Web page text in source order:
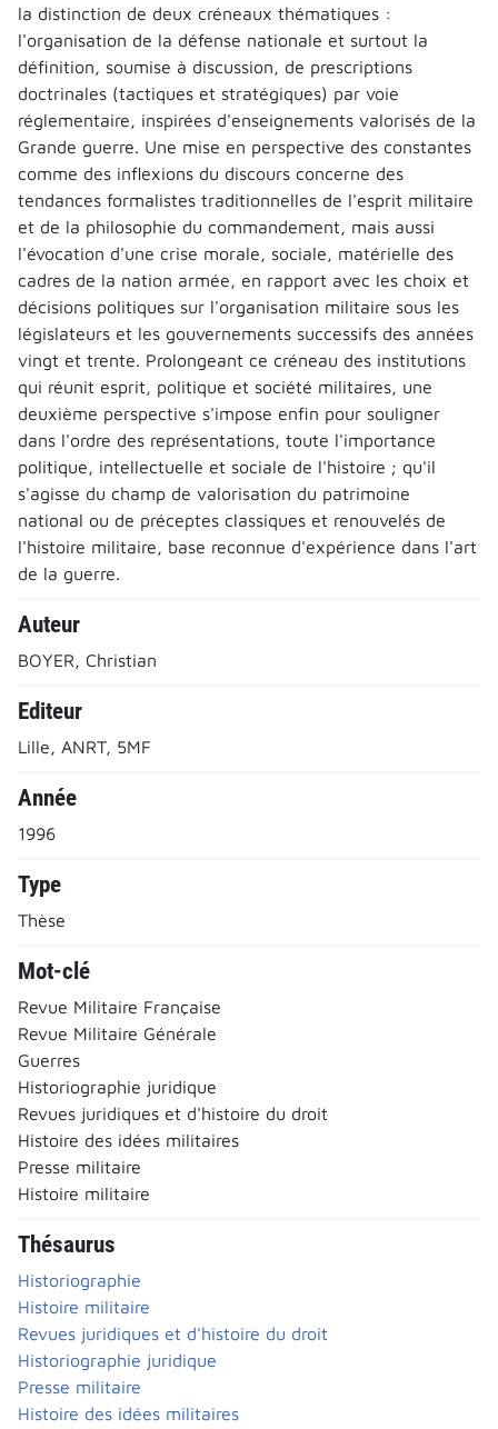
la distinction de deux créneaux thématiques :
l'organisation de la défense nationale et surtout la
définition, soumise à discussion, de prescriptions
doctrinales (tactiques et stratégiques) par voie
réglementaire, inspirées d'enseignements valorisés de la
Grande guerre. Une mise en perspective des constantes
comme des inflexions du discours concerne des
tendances formalistes traditionnelles de l'esprit militaire
et de la philosophie du commandement, mais aussi
l'évocation d'une crise morale, sociale, matérielle des
cadres de la nation armée, en rapport avec les choix et
décisions politiques sur l'organisation militaire sous les
législateurs et les gouvernements successifs des années
vingt et trente. Prolongeant ce créneau des institutions
qui réunit esprit, politique et société militaires, une
deuxième perspective s'impose enfin pour souligner
dans l'ordre des représentations, toute l'importance
politique, intellectuelle et sociale de l'histoire ; qu'il
s'agisse du champ de valorisation du patrimoine
national ou de préceptes classiques et renouvelés de
l'histoire militaire, base reconnue d'expérience dans l'art
de la guerre.
Auteur
BOYER, Christian
Editeur
Lille, ANRT, 5MF
Année
1996
Type
Thèse
Mot-clé
Revue Militaire Française
Revue Militaire Générale
Guerres
Historiographie juridique
Revues juridiques et d'histoire du droit
Histoire des idées militaires
Presse militaire
Histoire militaire
Thésaurus
Historiographie
Histoire militaire
Revues juridiques et d'histoire du droit
Historiographie juridique
Presse militaire
Histoire des idées militaires